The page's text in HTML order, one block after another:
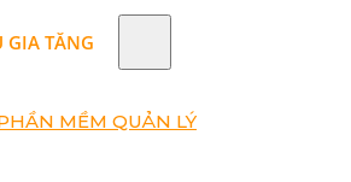
GIA TĂNG
MỀM QUẢN LÝ